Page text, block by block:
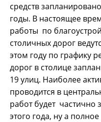
средств
годы. В настоящее
работы по
столичных дорог
этом году по графику
дорог в столице
19 улиц. Наиболее
проводится в
работ будет частично
этого года, ну а